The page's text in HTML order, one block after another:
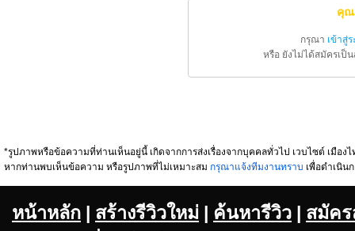
คุณ
กรุณา เข้าสู่
หรือ ยังไม่ได้สมัครเป็
*รูปภาพหรือข้อความที่ท่านเห็นอยู่นี้ เกิดจากการส่งเรื่องจากบุคคลทั่วไป เวบไซต์ เมือ
หากท่านพบเห็นข้อความ หรือรูปภาพที่ไม่เหมาะสม กรุณาแจ้งทีมงานทราบ เพื่อดำเนิน
หน้าหลัก | สร้างรีวิวใหม่ | ค้นหารีวิว | สมัค